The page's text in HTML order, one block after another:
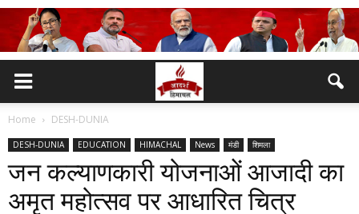
Home DESH-DUNIA
DESH-DUNIA EDUCATION HIMACHAL News मंडी शिमला
जन कल्याणकारी योजनाओं आजादी का
अमृत महोत्सव पर आधारित चित्र